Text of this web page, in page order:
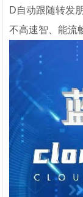
D自动跟随转发
不高速智、能流